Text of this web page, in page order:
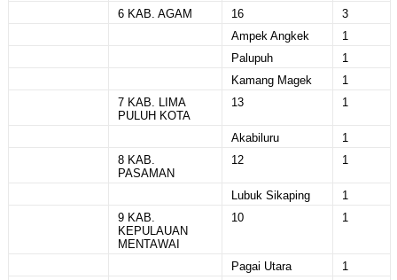
6 KAB. AGAM
16
3
Ampek Angkek
1
Palupuh
1
Kamang Magek
1
7 KAB. LIMA
PULUH KOTA
13 1
Akabiluru
1
8 KAB.
PASAMAN
12 1
Lubuk Sikaping
1
9 KAB.
KEPULAUAN
MENTAWAI
10 1
Pagai Utara
1